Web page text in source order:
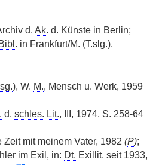
d. Ak. d. Künste in Berlin;
Bibl. in Frankfurt/M. (T.slg.).
), W. M., Mensch u. Werk, 1959
d. schles. Lit., III, 1974, S. 258-64
Zeit mit meinem Vater, 1982 (P);
im Exil, in: Dt. Exillit. seit 1933,